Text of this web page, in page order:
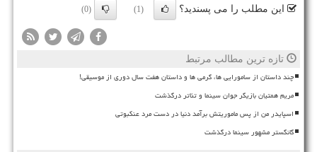
این مطلب را می پسندید؟ (1)
(0)
تازه ترین مطالب مرتبط
چند داستان از سامورایی ها، گرمی ها و داستان هفت سال دوری از موسیقی!
مریم همتیان بازیگر جوان سینما و تئاتر درگذشت
اسپایدر من از پس ماموریتش برآمد دنیا در دست مرد عنکبوتی
گانگستر مشهور سینما درگذشت